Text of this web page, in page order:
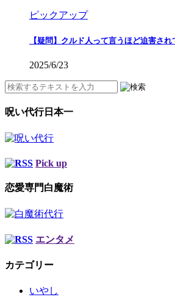
ピックアップ
【疑問】クルド人って言うほど迫害され
2025/6/23
呪い代行日本一
Pick up
恋愛専門白魔術
エンタメ
カテゴリー
いやし